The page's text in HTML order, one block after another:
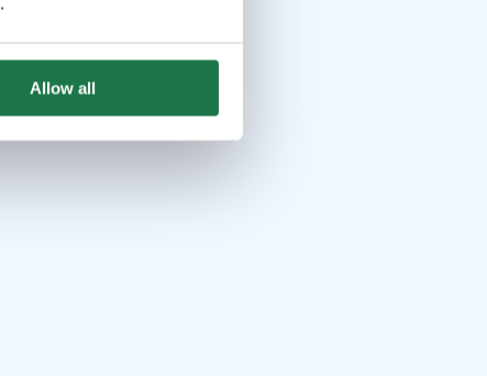
.
Allow all